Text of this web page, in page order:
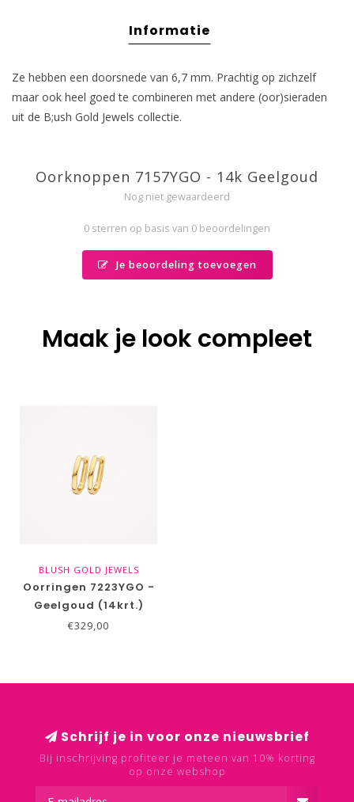
Informatie
Ze hebben een doorsnede van 6,7 mm. Prachtig op zichzelf
maar ook heel goed te combineren met andere (oor)sieraden
uit de B;ush Gold Jewels collectie.
Oorknoppen 7157YGO - 14k Geelgoud
Nog niet gewaardeerd
0 sterren op basis van 0 beoordelingen
Je beoordeling toevoegen
Maak je look compleet
BLUSH GOLD JEWELS
Oorringen 7223YGO -
Geelgoud (14krt.)
€329,00
Schrijf je in voor onze nieuwsbrief
Bij inschrijving profiteer je meteen van 10% korting
op onze webshop